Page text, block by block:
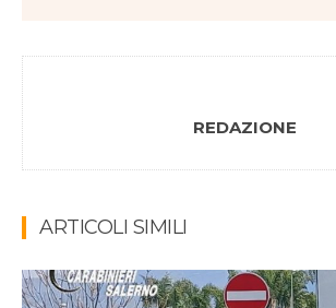
REDAZIONE
ARTICOLI SIMILI